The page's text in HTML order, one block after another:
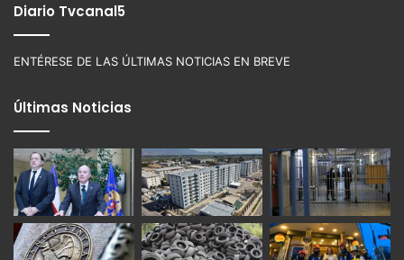
Diario Tvcanal5
ENTÉRESE DE LAS ÚLTIMAS NOTICIAS EN BREVE
Últimas Noticias